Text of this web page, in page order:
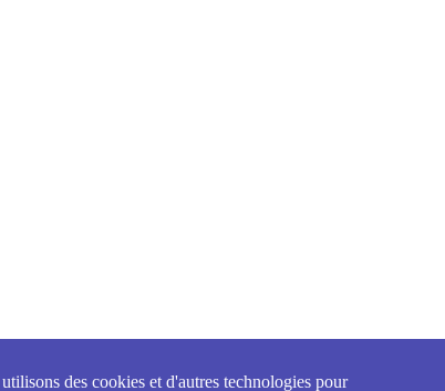
des cookies et d'autres technologies pour